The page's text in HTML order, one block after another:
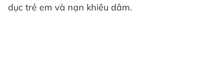
dục trẻ em và nạn khiêu dâm.